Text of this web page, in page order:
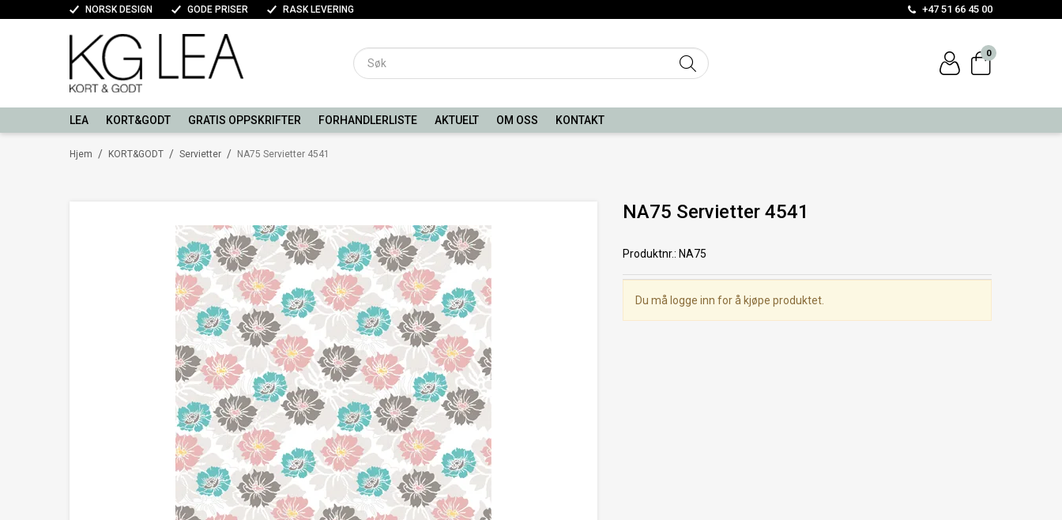
NORSK DESIGN GODE PRISER RASK LEVERING +47 51 66 45 00
0
LEA KORT&GODT GRATIS OPPSKRIFTER FORHANDLERLISTE AKTUELT OM OSS KONTAKT
/
Hjem /
KORT&GODT /
Servietter NA75 Servietter 4541
NA75 Servietter 4541
Produktnr.: NA75
Du må logge inn for å kjøpe produktet.